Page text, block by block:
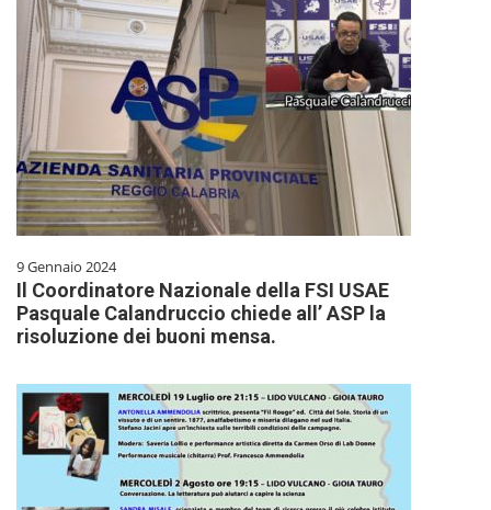
9 Gennaio 2024
Il Coordinatore Nazionale della FSI USAE
Pasquale Calandruccio chiede all’ ASP la
risoluzione dei buoni mensa.